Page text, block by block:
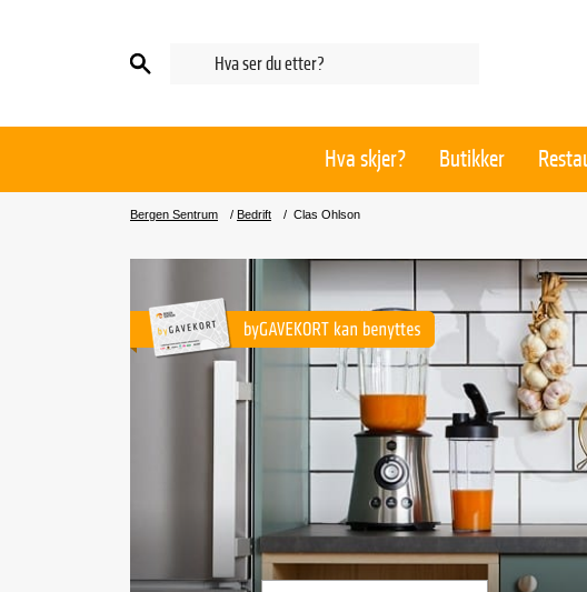
Hva skjer? Butikker
Bergen Sentrum / Bedrift / Clas Ohlson